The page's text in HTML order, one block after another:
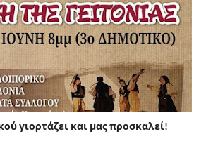
γιορτάζει και μας προσκαλεί!